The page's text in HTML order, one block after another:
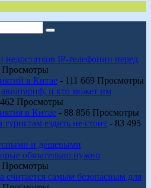
IP-телефонии перед
Просмотры
в Китае - 111 669 Просмотры
и кто может им
Просмотры
в Китае - 88 856 Просмотры
ездить не стоит - 83 495
и дешевыми
обязательно нужно
Просмотры
считается самым безопасным для